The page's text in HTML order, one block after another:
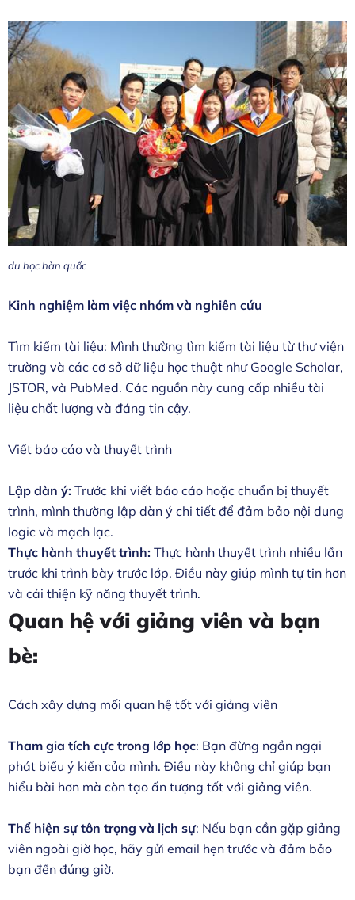
du học hàn quốc
Kinh nghiệm làm việc nhóm và nghiên cứu
Tìm kiếm tài liệu: Mình thường tìm kiếm tài liệu từ thư viện
trường và các cơ sở dữ liệu học thuật như Google Scholar,
JSTOR, và PubMed. Các nguồn này cung cấp nhiều tài
liệu chất lượng và đáng tin cậy.
Viết báo cáo và thuyết trình
Lập dàn ý: Trước khi viết báo cáo hoặc chuẩn bị thuyết
trình, mình thường lập dàn ý chi tiết để đảm bảo nội dung
logic và mạch lạc.
Thực hành thuyết trình: Thực hành thuyết trình nhiều lần
trước khi trình bày trước lớp. Điều này giúp mình tự tin hơn
và cải thiện kỹ năng thuyết trình.
Quan hệ với giảng viên và bạn
bè:
Cách xây dựng mối quan hệ tốt với giảng viên
Tham gia tích cực trong lớp học: Bạn đừng ngần ngại
phát biểu ý kiến của mình. Điều này không chỉ giúp bạn
hiểu bài hơn mà còn tạo ấn tượng tốt với giảng viên.
Thể hiện sự tôn trọng và lịch sự: Nếu bạn cần gặp giảng
viên ngoài giờ học, hãy gửi email hẹn trước và đảm bảo
bạn đến đúng giờ.